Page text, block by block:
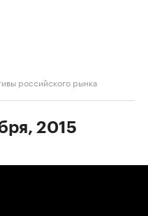
российского рынка
2015